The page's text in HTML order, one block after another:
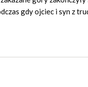
gdy ojciec i syn z